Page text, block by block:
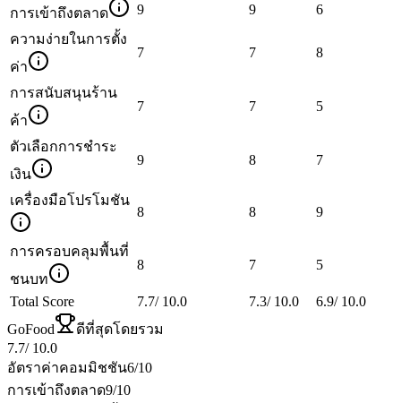
การเข้าถึงตลาด 9 9
6
ความง่ายในการตั้ง
ค่า
7 7 8
การสนับสนุนร้าน
ค้า
7 7 5
ตัวเลือกการชำระ
เงิน
9 8 7
เครื่องมือโปรโมชัน
8 8 9
การครอบคลุมพื้นที่
ชนบท
8 7 5
Total Score 7.7/ 10.0 7.3/ 10.0 6.9/ 10.0
GoFood
ดีที่สุดโดยรวม
7.7/ 10.0
อัตราค่าคอมมิชชัน6/10
การเข้าถึงตลาด9/10